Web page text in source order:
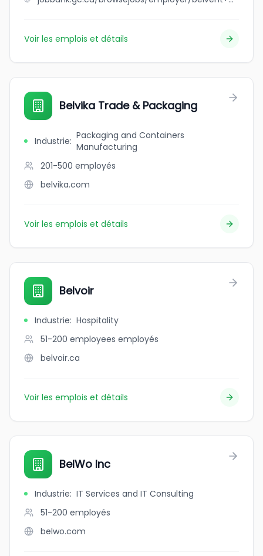
Voir les emplois et détails
Belvika Trade & Packaging
Industrie: Packaging and Containers
Manufacturing
201-500 employés
belvika.com
Voir les emplois et détails
Belvoir
Industrie: Hospitality
51-200 employees employés
belvoir.ca
Voir les emplois et détails
BelWo Inc
Industrie: IT Services and IT Consulting
51-200 employés
belwo.com